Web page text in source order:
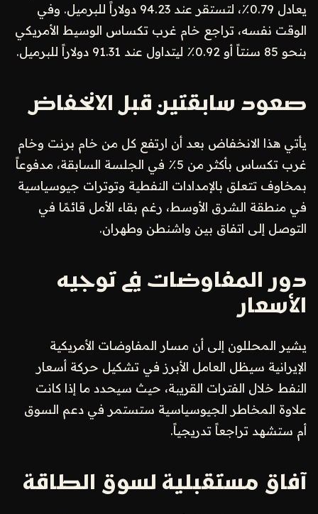
يعادل 0.79٪، لتستقر عند 94.23 دولاراً للبرميل. وفي
الوقت نفسه، تراجع خام غرب تكساس الوسيط الأمريكي
بنحو 85 سنتاً أو 0.92٪ ليتداول عند 91.31 دولاراً للبرميل.
صعود سابقتين قبل الانخفاض
يأتي هذا الانخفاض بعد أن ارتفع كل من خام برنت وخام
غرب تكساس بأكثر من 5٪ في الجلسة السابقة، مدفوعاً
بمخاوف تتعلق بالإمدادات النفطية وتوترات جيوسياسية
في منطقة الشرق الأوسط، رغم بقاء الأمل قائمًا في
التوصل إلى اتفاق بين واشنطن وطهران.
دور المفاوضات في توجيه
الأسعار
يشير المحللون إلى أن مسار المفاوضات الأمريكية
الإيرانية سيظل العامل الأبرز في تشكيل حركة أسعار
النفط خلال الفترات القريبة، حيث سيحدد ما إذا كانت
علاوة المخاطر الجيوسياسية ستستمر في دعم السوق
أم ستشهد تراجعاً تدريجياً.
آفاق مستقبلية لسوق الطاقة